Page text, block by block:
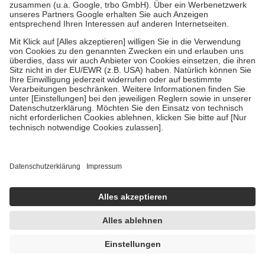
Verordnung.
Um das Engagement der Versicherten für ihre eigene Gesundheit zu
stärken und die besondere Stellung der Familie zu unterstützen,
fallenkeine Zuzahlungenan bei:
• Kindern und Jugendlichen bis zum vollendeten 18. Lebensjahr
mit Ausnahme der Fahrkosten
• Untersuchungen zur Vorsorge und Früherkennung, die von der
GKV getragen werden
• empfohlenen Schutzimpfungen
• Harn- und Blutteststreifen
getroffen, um sicherzustellen, dass es sich um echte Bewertungen
https://help.etrusted.com/hc/de/articles/4419944605341
Einige Bilder und Inhalte wurden unter Zuhilfenahme künstlicher